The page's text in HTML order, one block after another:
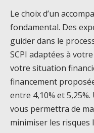
Le choix d’un
fondamental. Des
guider dans le
SCPI adaptées à
votre situation
financement
entre 4,10% et
vous permettra de
minimiser les risques